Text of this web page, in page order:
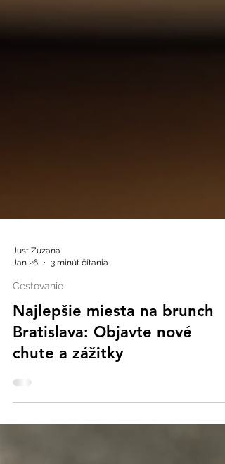
Just Zuzana
Jan 26
3 minút čítania
Cestovanie
Najlepšie miesta na brunch
Bratislava: Objavte nové
chute a zážitky